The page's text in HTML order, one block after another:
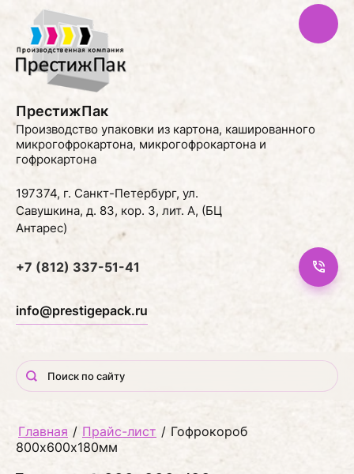
ПрестижПак
Производство упаковки из картона, кашированного
микрогофрокартона, микрогофрокартона и
гофрокартона
197374, г. Санкт-Петербург, ул.
Савушкина, д. 83, кор. 3, лит. А, (БЦ
Антарес)
+7 (812) 337-51-41
info@prestigepack.ru
Главная / Прайс-лист / Гофрокороб
800х600х180мм